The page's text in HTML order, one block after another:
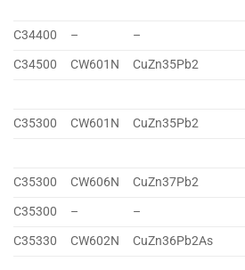
C34400 – –
C34500
CW601N CuZn35Pb2
C35300 CW601N CuZn35Pb2
C35300 CW606N CuZn37Pb2
C35300
– –
C35330
CW602N CuZn36Pb2As